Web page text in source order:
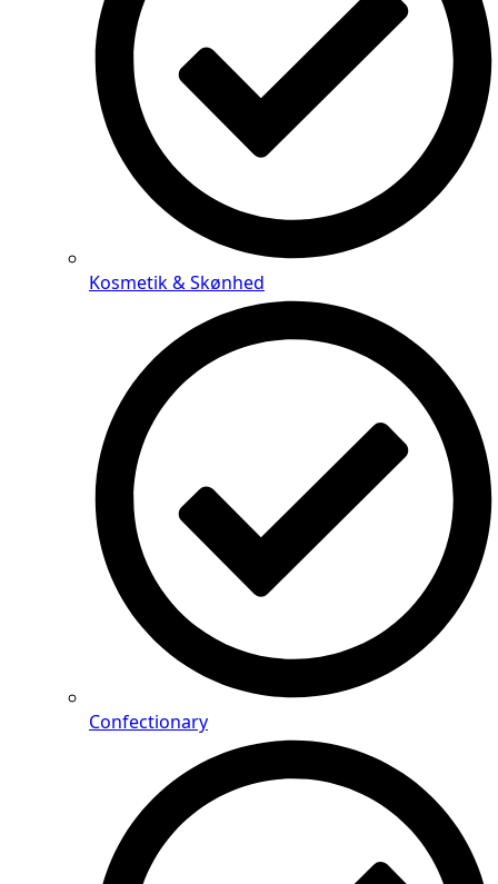
Kosmetik & Skønhed
Confectionary